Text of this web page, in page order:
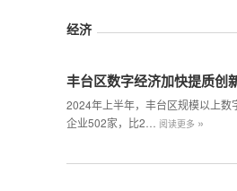
经济
丰台区数字经济加快提质创
2024年上半年，丰台区规模以上数
企业502家，比2…
阅读更多 »